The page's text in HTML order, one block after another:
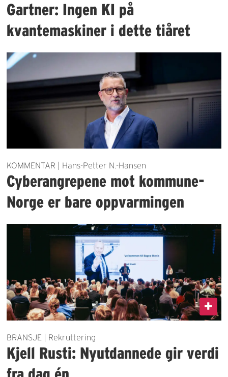
Gartner: Ingen KI på
kvantemaskiner i dette tiåret
KOMMENTAR | Hans-Petter N.-Hansen
Cyberangrepene mot kommune-
Norge er bare oppvarmingen
BRANSJE | Rekruttering
Kjell Rusti: Nyutdannede gir verdi